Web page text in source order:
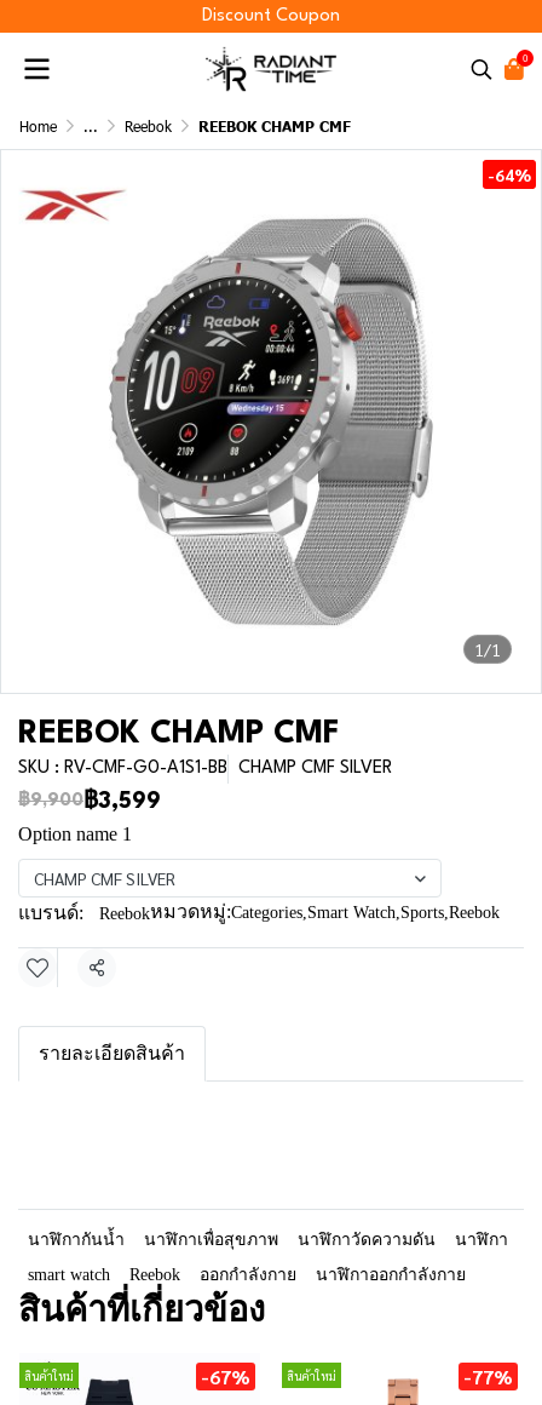
Discount Coupon
0
Home ... Reebok REEBOK CHAMP CMF
1/1
-64%
REEBOK CHAMP CMF
SKU : RV-CMF-G0-A1S1-BB
CHAMP CMF SILVER
฿9,900 ฿3,599
Option name 1
CHAMP CMF SILVER
แบรนด์: Reebokหมวดหมู่:Categories,Smart Watch,Sports,Reebok
แชร์
รายละเอียดสินค้า
นาฬิกากันน้ำ นาฬิกาเพื่อสุขภาพ นาฬิกาวัดความดัน
นาฬิกา
smart watch
Reebok ออกกำลังกาย นาฬิกาออกกำลังกาย
สินค้าที่เกี่ยวข้อง
สินค้าใหม่ -67% สินค้าใหม่ -77%